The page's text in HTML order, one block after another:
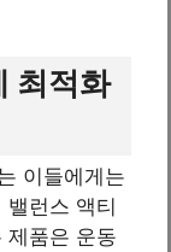
최적화
이들에게는
런스 액티
제품은 운동